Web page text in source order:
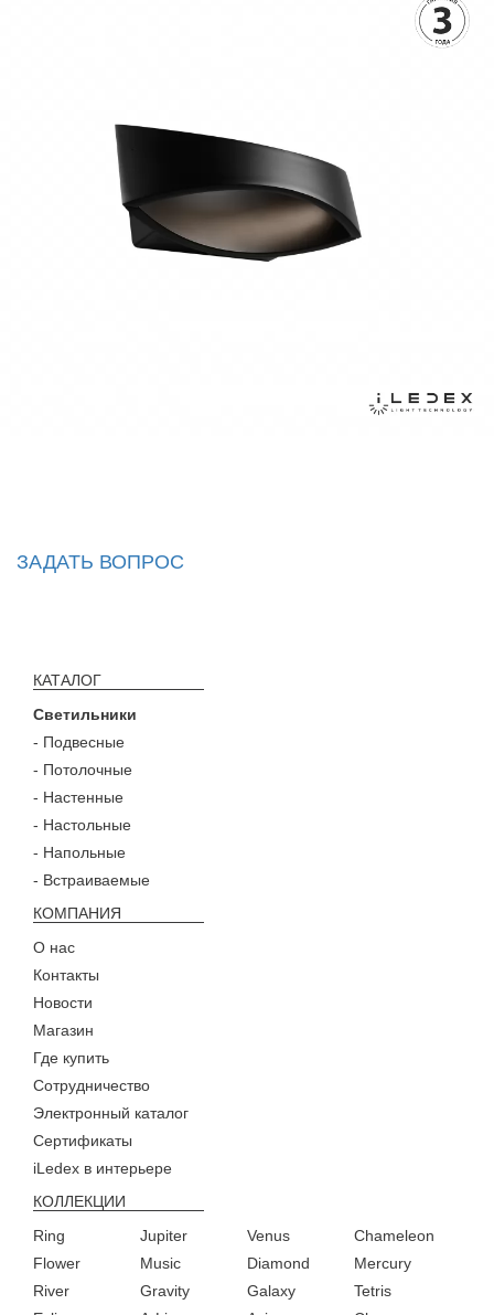
ЗАДАТЬ ВОПРОС
КАТАЛОГ
Светильники
- Подвесные
- Потолочные
- Настенные
- Настольные
- Напольные
- Встраиваемые
КОМПАНИЯ
О нас
Контакты
Новости
Магазин
Где купить
Сотрудничество
Электронный каталог
Сертификаты
iLedex в интерьере
КОЛЛЕКЦИИ
Ring
Flower
Jupiter
Music
Venus
Diamond
Chameleon
Mercury
River
Gravity
Galaxy
Tetris